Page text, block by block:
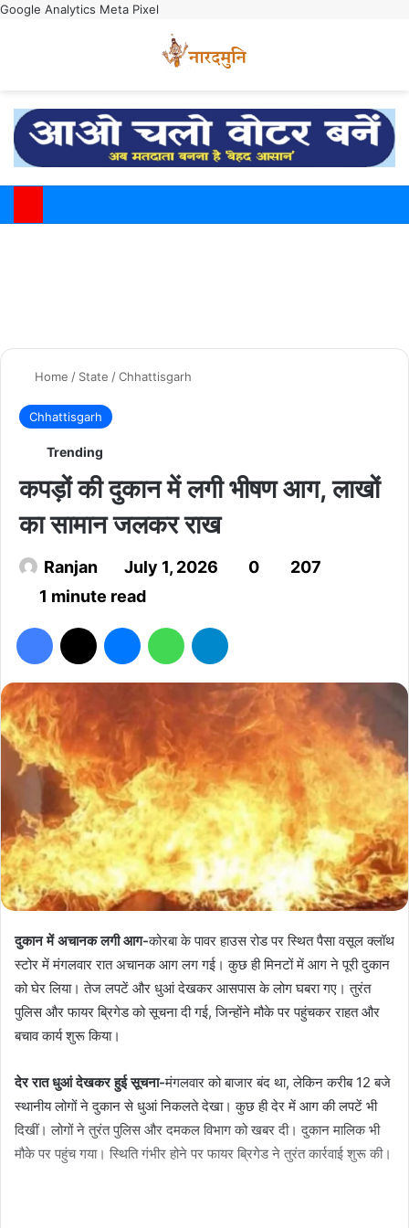
Google Analytics Meta Pixel
Home / State /Chhattisgarh
Chhattisgarh
Trending
कपड़ों की दुकान में लगी भीषण आग, लाखों
का सामान जलकर राख
Ranjan July 1, 2026 0
207
1 minute read
दुकान में अचानक लगी आग-कोरबा के पावर हाउस रोड पर स्थित पैसा वसूल क्लॉथ
स्टोर में मंगलवार रात अचानक आग लग गई। कुछ ही मिनटों में आग ने पूरी दुकान
को घेर लिया। तेज लपटें और धुआं देखकर आसपास के लोग घबरा गए। तुरंत
पुलिस और फायर ब्रिगेड को सूचना दी गई, जिन्होंने मौके पर पहुंचकर राहत और
बचाव कार्य शुरू किया।
देर रात धुआं देखकर हुई सूचना-मंगलवार को बाजार बंद था, लेकिन करीब 12 बजे
स्थानीय लोगों ने दुकान से धुआं निकलते देखा। कुछ ही देर में आग की लपटें भी
दिखीं। लोगों ने तुरंत पुलिस और दमकल विभाग को खबर दी। दुकान मालिक भी
मौके पर पहुंच गया। स्थिति गंभीर होने पर फायर ब्रिगेड ने तुरंत कार्रवाई शुरू की।